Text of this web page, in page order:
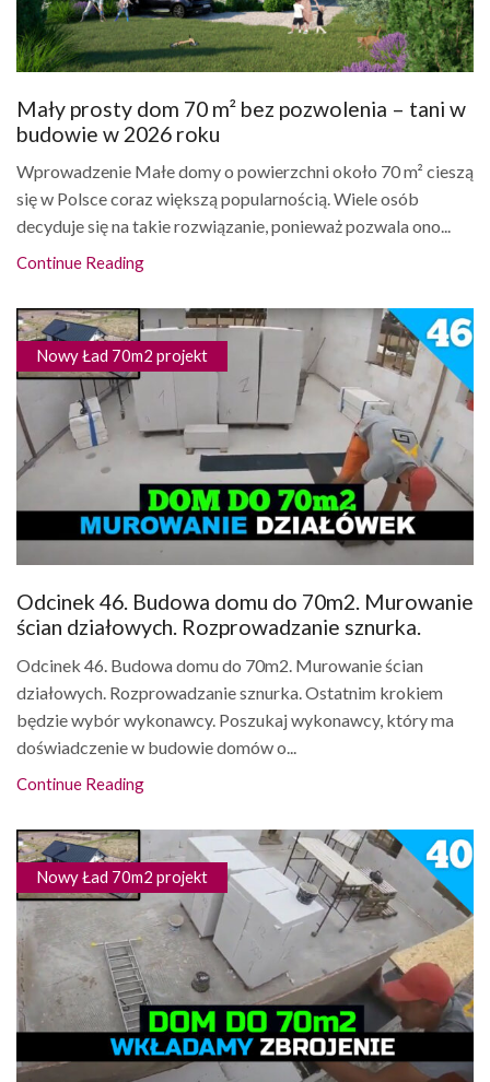
Mały prosty dom 70 m² bez pozwolenia – tani w
budowie w 2026 roku
Wprowadzenie Małe domy o powierzchni około 70 m² cieszą
się w Polsce coraz większą popularnością. Wiele osób
decyduje się na takie rozwiązanie, ponieważ pozwala ono...
Continue Reading
Nowy Ład 70m2 projekt
Odcinek 46. Budowa domu do 70m2. Murowanie
ścian działowych. Rozprowadzanie sznurka.
Odcinek 46. Budowa domu do 70m2. Murowanie ścian
działowych. Rozprowadzanie sznurka. Ostatnim krokiem
będzie wybór wykonawcy. Poszukaj wykonawcy, który ma
doświadczenie w budowie domów o...
Continue Reading
Nowy Ład 70m2 projekt